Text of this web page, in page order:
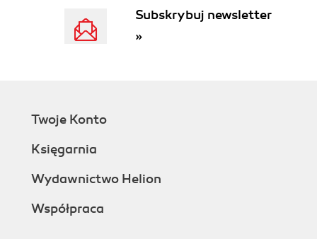
Subskrybuj newsletter
»
Twoje Konto
Księgarnia
Wydawnictwo Helion
Współpraca